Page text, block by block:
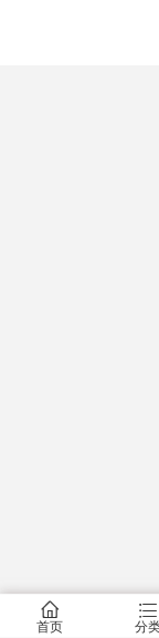
󰂠
首页
󰂦
分